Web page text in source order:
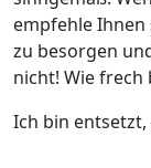
empfehle
zu besorgen
nicht! Wie frech
Ich bin